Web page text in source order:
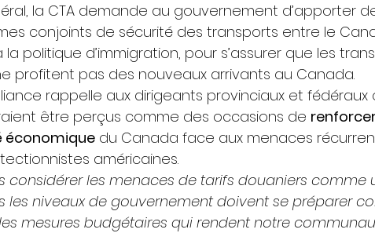
la CTA demande au gouvernement d’apporter
conjoints de sécurité des transports entre le
la politique d’immigration, pour s’assurer que les
profitent pas des nouveaux arrivants au Canada.
rappelle aux dirigeants provinciaux et
être perçus comme des occasions de
du Canada face aux menaces
américaines.
considérer les menaces de tarifs douaniers comme
les niveaux de gouvernement doivent se préparer
mesures budgétaires qui rendent notre